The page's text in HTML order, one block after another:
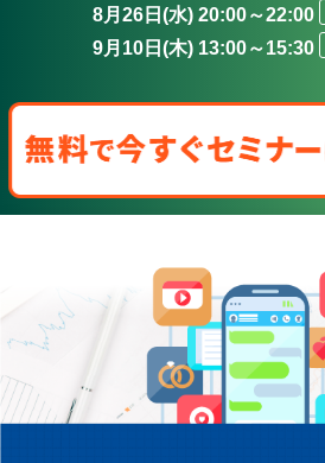
8月26日(水) 20:00～22:00
9月10日(木) 13:00～15:30